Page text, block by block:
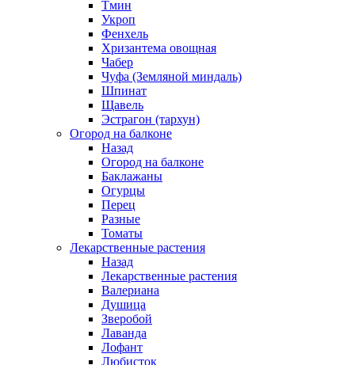
Тмин
Укроп
Фенхель
Хризантема овощная
Чабер
Чуфа (Земляной миндаль)
Шпинат
Щавель
Эстрагон (тархун)
Огород на балконе
Назад
Огород на балконе
Баклажаны
Огурцы
Перец
Разные
Томаты
Лекарственные растения
Назад
Лекарственные растения
Валериана
Душица
Зверобой
Лаванда
Лофант
Любисток